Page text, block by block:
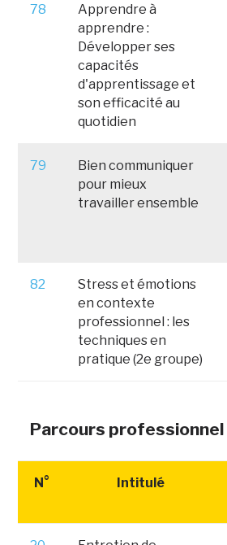
78
Apprendre à
apprendre :
Développer ses
capacités
d'apprentissage et
son efficacité au
quotidien
79
Bien communiquer
pour mieux
travailler ensemble
82
Stress et émotions
en contexte
professionnel : les
techniques en
pratique (2e groupe)
Parcours professionnel
N° Intitulé